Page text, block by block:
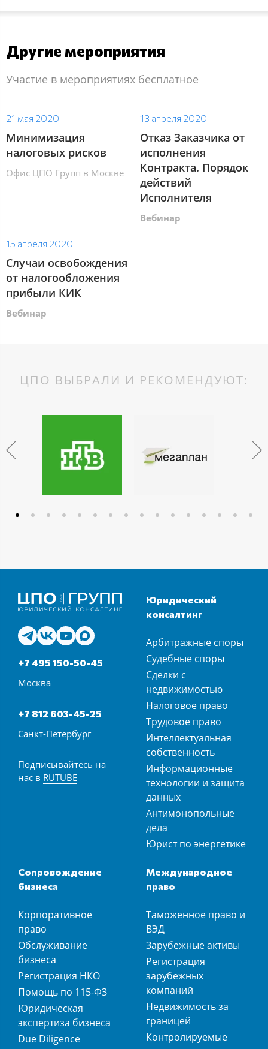
Другие мероприятия
Участие в мероприятиях бесплатное
21 мая 2020
Минимизация
налоговых рисков
Офис ЦПО Групп в Москве
13 апреля 2020
Отказ Заказчика от
исполнения
Контракта. Порядок
действий
Исполнителя
Вебинар
15 апреля 2020
Случаи освобождения
от налогообложения
прибыли КИК
Вебинар
ЦПО ВЫБРАЛИ И РЕКОМЕНДУЮТ:
+7 495 150-50-45
Москва
+7 812 603-45-25
Санкт-Петербург
Подписывайтесь на
нас в RUTUBE
Юридический
консалтинг
Арбитражные споры
Судебные споры
Сделки с
недвижимостью
Налоговое право
Трудовое право
Интеллектуальная
собственность
Информационные
технологии и защита
данных
Антимонопольные
дела
Юрист по энергетике
Сопровождение
бизнеса
Корпоративное
право
Обслуживание
бизнеса
Регистрация НКО
Помощь по 115-ФЗ
Юридическая
экспертиза бизнеса
Due Diligence
Международное
право
Таможенное право и
ВЭД
Зарубежные активы
Регистрация
зарубежных
компаний
Недвижимость за
границей
Контролируемые